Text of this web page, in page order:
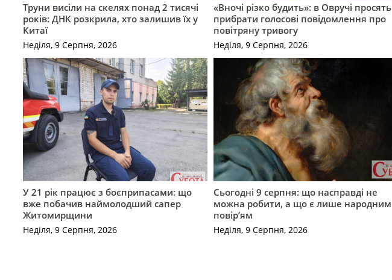
Труни висіли на скелях понад 2 тисячі
років: ДНК розкрила, хто залишив їх у
Китаї
Неділя, 9 Серпня, 2026
«Вночі різко будить»: в Овручі просять
прибрати голосові повідомлення про
повітряну тривогу
Неділя, 9 Серпня, 2026
У 21 рік працює з боєприпасами: що
вже побачив наймолодший сапер
Житомирщини
Неділя, 9 Серпня, 2026
Сьогодні 9 серпня: що насправді не
можна робити, а що є лише народним
повір’ям
Неділя, 9 Серпня, 2026